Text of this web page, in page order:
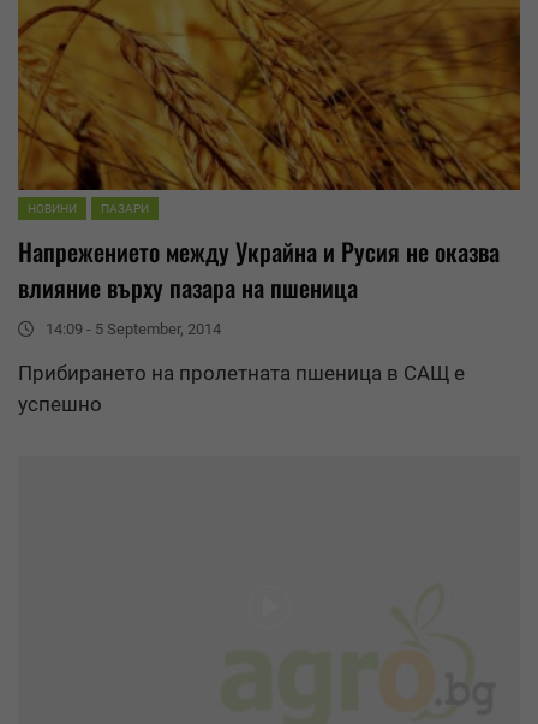
НОВИНИ ПАЗАРИ
Напрежението между Украйна и Русия не оказва
влияние върху пазара на пшеница
14:09 - 5 September, 2014
Прибирането на пролетната пшеница в САЩ е
успешно